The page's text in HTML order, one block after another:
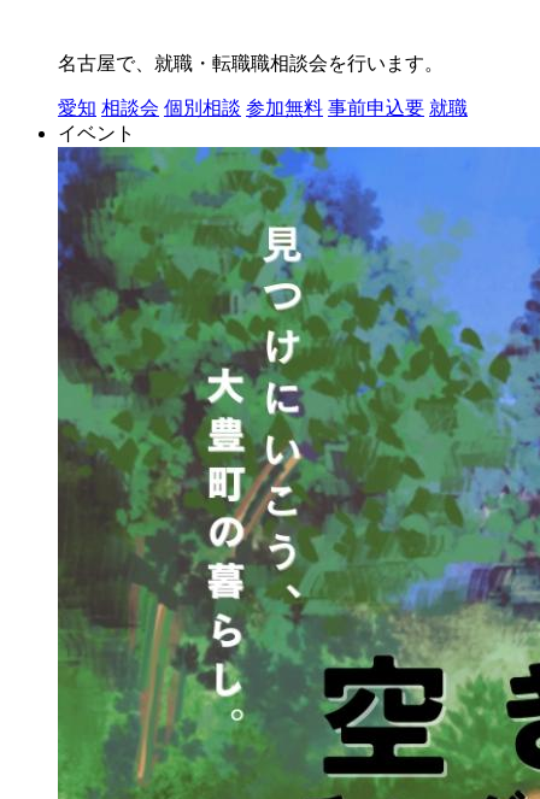
名古屋で、就職・転職職相談会を行います。
愛知 相談会 個別相談 参加無料 事前申込要 就職
イベント